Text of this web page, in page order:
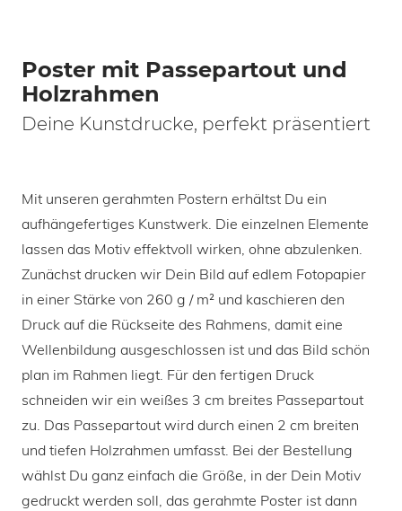
Poster mit Passepartout und
Holzrahmen
Deine Kunstdrucke, perfekt präsentiert
Mit unseren gerahmten Postern erhältst Du ein
aufhängefertiges Kunstwerk. Die einzelnen Elemente
lassen das Motiv effektvoll wirken, ohne abzulenken.
Zunächst drucken wir Dein Bild auf edlem Fotopapier
in einer Stärke von 260 g / m² und kaschieren den
Druck auf die Rückseite des Rahmens, damit eine
Wellenbildung ausgeschlossen ist und das Bild schön
plan im Rahmen liegt. Für den fertigen Druck
schneiden wir ein weißes 3 cm breites Passepartout
zu. Das Passepartout wird durch einen 2 cm breiten
und tiefen Holzrahmen umfasst. Bei der Bestellung
wählst Du ganz einfach die Größe, in der Dein Motiv
gedruckt werden soll, das gerahmte Poster ist dann